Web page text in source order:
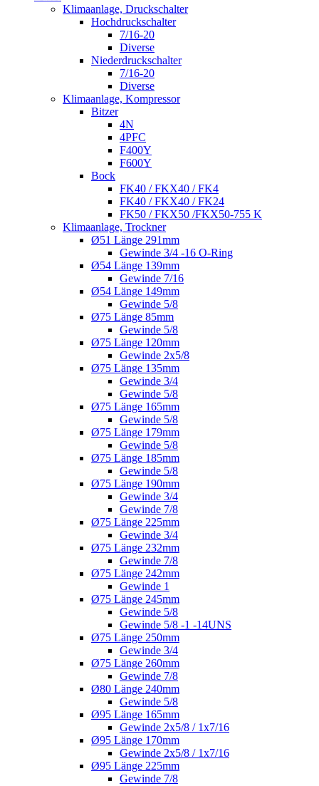
Klimaanlage, Druckschalter
Hochdruckschalter
7/16-20
Diverse
Niederdruckschalter
7/16-20
Diverse
Klimaanlage, Kompressor
Bitzer
4N
4PFC
F400Y
F600Y
Bock
FK40 / FKX40 / FK4
FK40 / FKX40 / FK24
FK50 / FKX50 /FKX50-755 K
Klimaanlage, Trockner
Ø51 Länge 291mm
Gewinde 3/4 -16 O-Ring
Ø54 Länge 139mm
Gewinde 7/16
Ø54 Länge 149mm
Gewinde 5/8
Ø75 Länge 85mm
Gewinde 5/8
Ø75 Länge 120mm
Gewinde 2x5/8
Ø75 Länge 135mm
Gewinde 3/4
Gewinde 5/8
Ø75 Länge 165mm
Gewinde 5/8
Ø75 Länge 179mm
Gewinde 5/8
Ø75 Länge 185mm
Gewinde 5/8
Ø75 Länge 190mm
Gewinde 3/4
Gewinde 7/8
Ø75 Länge 225mm
Gewinde 3/4
Ø75 Länge 232mm
Gewinde 7/8
Ø75 Länge 242mm
Gewinde 1
Ø75 Länge 245mm
Gewinde 5/8
Gewinde 5/8 -1 -14UNS
Ø75 Länge 250mm
Gewinde 3/4
Ø75 Länge 260mm
Gewinde 7/8
Ø80 Länge 240mm
Gewinde 5/8
Ø95 Länge 165mm
Gewinde 2x5/8 / 1x7/16
Ø95 Länge 170mm
Gewinde 2x5/8 / 1x7/16
Ø95 Länge 225mm
Gewinde 7/8